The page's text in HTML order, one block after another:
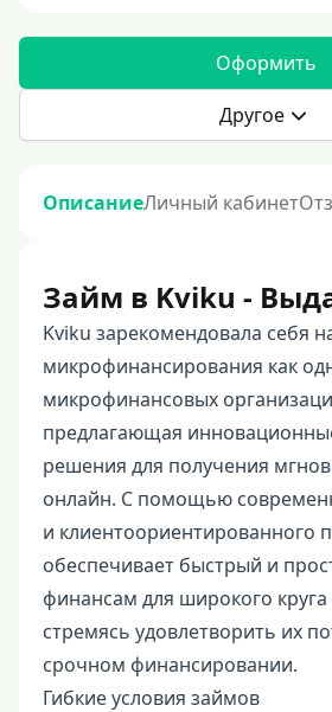
Оформить
Другое
ОписаниеЛичный кабинет
Займ в Kviku -
Kviku зарекомендовала себя
микрофинансирования как
микрофинансовых
предлагающая
решения для получения
онлайн. С помощью
и клиентоориентированного
обеспечивает быстрый и
финансам для широкого
стремясь удовлетворить их
срочном финансировании.
Гибкие условия займов